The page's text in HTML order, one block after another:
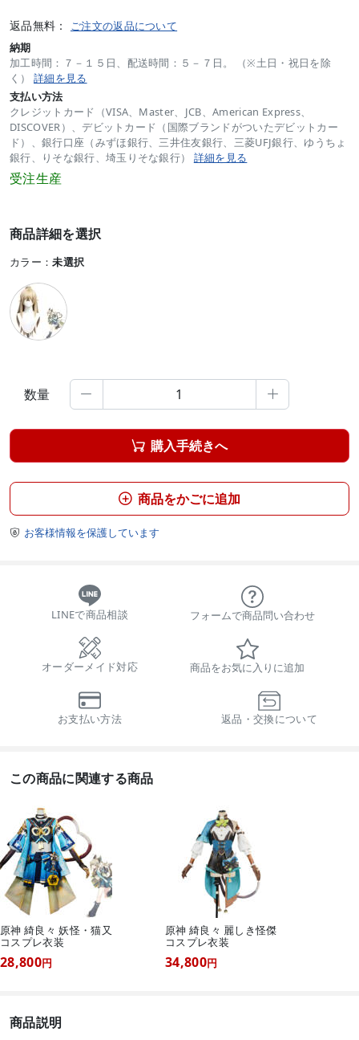
返品無料： ご注文の返品について
納期
加工時間：７－１５日、配送時間：５－７日。 （※土日・祝日を除
く） 詳細を見る
支払い方法
クレジットカード（VISA、Master、JCB、American Express、
DISCOVER）、デビットカード（国際ブランドがついたデビットカー
ド）、銀行口座（みずほ銀行、三井住友銀行、三菱UFJ銀行、ゆうちょ
銀行、りそな銀行、埼玉りそな銀行） 詳細を見る
受注生産
商品詳細を選択
カラー：未選択
数量  
 購入手続きへ
 商品をかごに追加
 お客様情報を保護しています
LINEで商品相談 フォームで商品問い合わせ
オーダーメイド対応 商品をお気に入りに追加
お支払い方法 返品・交換について
この商品に関連する商品
原神 綺良々 妖怪・猫又
コスプレ衣装
28,800円
原神 綺良々 麗しき怪傑
コスプレ衣装
34,800円
商品説明